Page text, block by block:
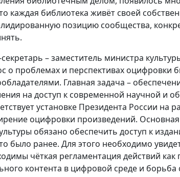
каждая библиотека живёт своей
позицию сообщества,
секретарь – заместитель министра
о проблемах и перспективах
Главная задача –
на доступ к современной научной и
установке Президента России на
оцифровки произведений.
обязано обеспечить доступ к
было ранее. Для этого необходимо
чёткая регламентация действий
контента в цифровой среде и борьба